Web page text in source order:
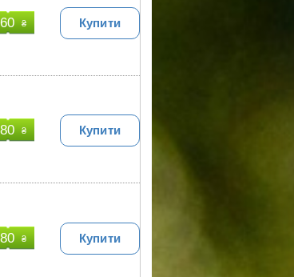
₴ Купити
₴ Купити
₴ Купити